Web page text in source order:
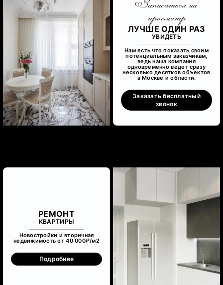
Записаться на
просмотр
ЛУЧШЕ ОДИН РАЗ
УВИДЕТЬ
Нам есть что показать своим
потенциальным заказчикам,
ведь наша компания
одновременно ведет сразу
несколько десятков объектов
в Москве и области.
Заказать бесплатный
звонок
РЕМОНТ
КВАРТИРЫ
Новостройки и вторичная
недвижимость от 40 000₽/м2
Подробнее